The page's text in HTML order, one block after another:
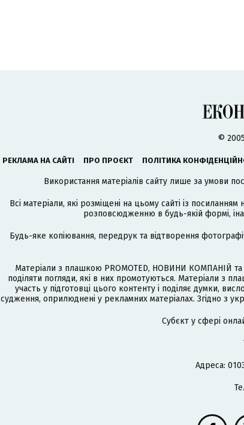
©
РЕКЛАМА НА САЙТІ ПРО ПРОЄКТ ПОЛІТИКА
Використання матеріалів сайту лише за умови
Всі матеріали, які розміщені на цьому сайті із посиланням
розповсюдженню в будь-якій формі,
Будь-яке копіювання, передрук та відтворення
Матеріали з плашкою PROMOTED, НОВИНИ КОМПАНІЙ
поділяти погляди, які в них промотуються. Матеріали
участь у підготовці цього контенту і поділяє думки,
судження, оприлюднені у рекламних матеріалах. Згідно з
Cубєкт у сфері
Адреса: